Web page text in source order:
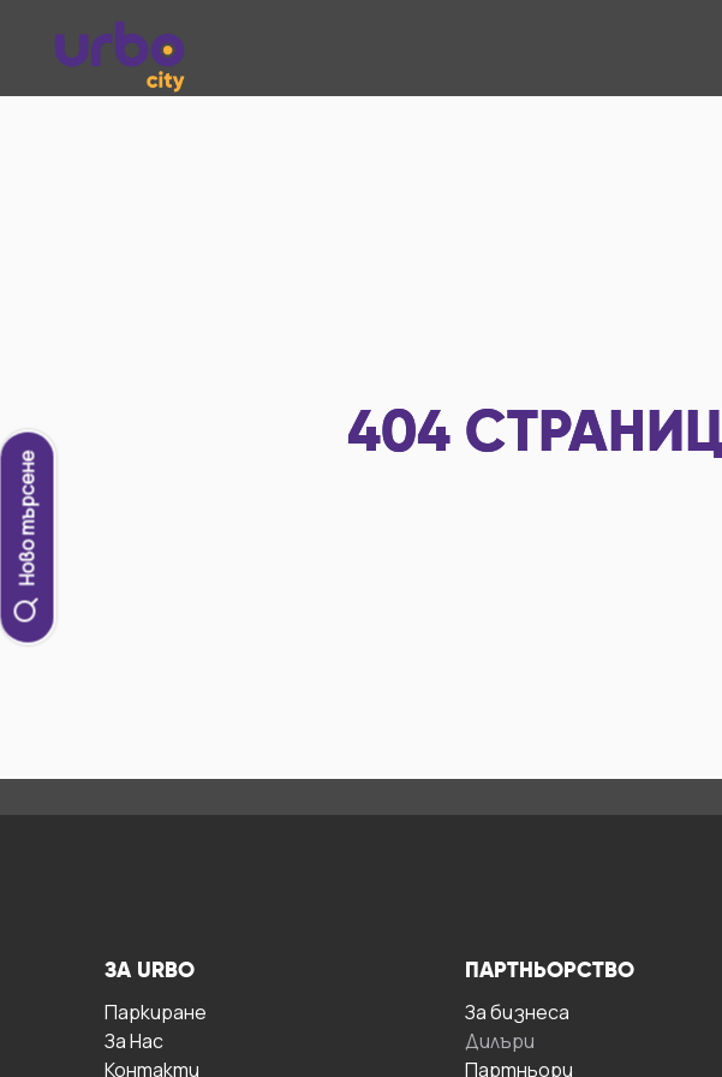
Ново търсене
404
ЗА URBO
Паркиране
За Hас
Контакти
ПАРТНЬОРСТВО
За бизнесa
Дилъри
Партньори